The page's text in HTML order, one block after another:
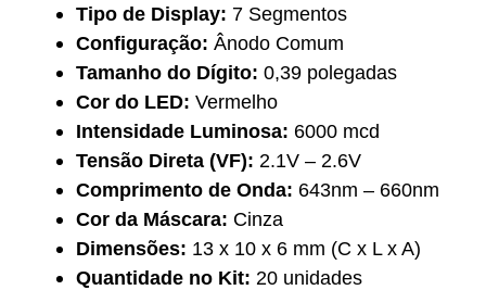
Tipo de Display: 7 Segmentos
Configuração: Ânodo Comum
Tamanho do Dígito: 0,39 polegadas
Cor do LED: Vermelho
Intensidade Luminosa: 6000 mcd
Tensão Direta (VF): 2.1V – 2.6V
Comprimento de Onda: 643nm – 660nm
Cor da Máscara: Cinza
Dimensões: 13 x 10 x 6 mm (C x L x A)
Quantidade no Kit: 20 unidades